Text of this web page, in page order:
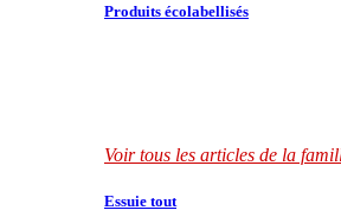
Produits écolabellisés
Voir tous les articles de la
Essuie tout